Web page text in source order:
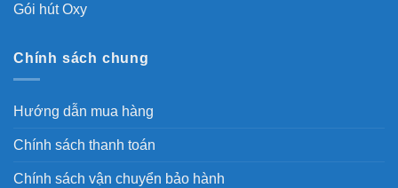
Gói hút Oxy
Chính sách chung
Hướng dẫn mua hàng
Chính sách thanh toán
Chính sách vận chuyển bảo hành